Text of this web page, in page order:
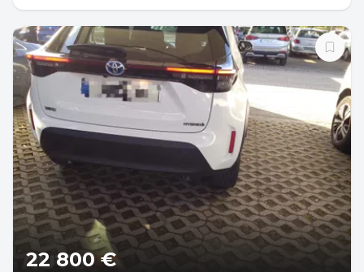
22 800 €